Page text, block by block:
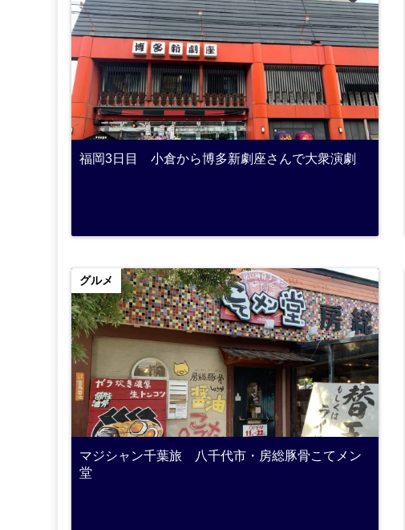
福岡3日目 小倉から博多新劇座さんで大衆演劇
グルメ
マジシャン千葉旅 八千代市・房総豚骨こてメン
堂